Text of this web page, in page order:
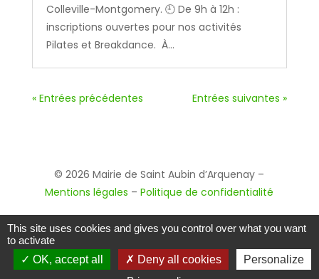
Colleville-Montgomery. 🕘 De 9h à 12h :
inscriptions ouvertes pour nos activités
Pilates et Breakdance. À...
« Entrées précédentes Entrées suivantes »
© 2026 Mairie de Saint Aubin d’Arquenay –
Mentions légales –Politique de confidentialité
This site uses cookies and gives you control over what you want
to activate
OK, accept all
Deny all cookies
Personalize